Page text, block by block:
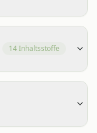
14Inhaltsstoffe